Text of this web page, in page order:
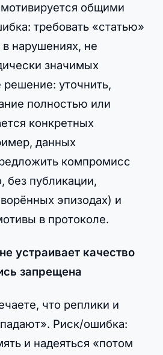
общими
требовать «статью»
нарушениях, не
значимых
уточнить,
полностью или
конкретных
данных
компромисс
без публикации,
эпизодах) и
в протоколе.
устраивает качество
запрещена
что реплики и
Риск/ошибка:
и надеяться «потом